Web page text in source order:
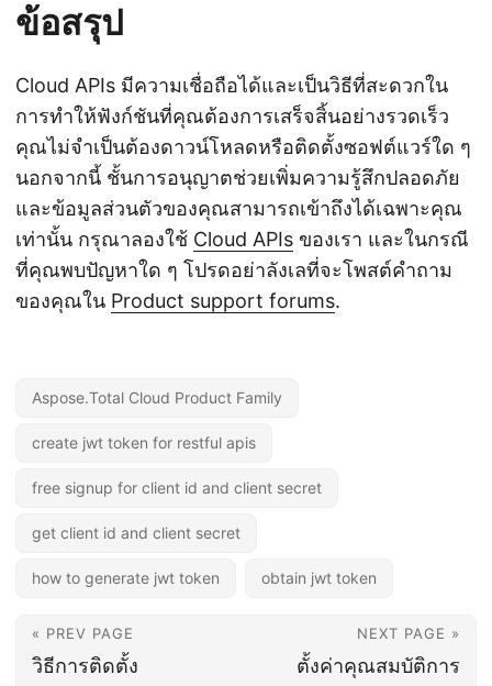
ข้อสรุป
Cloud APIs มีความเชื่อถือได้และเป็นวิธีที่สะดวกใน
การทำให้ฟังก์ชันที่คุณต้องการเสร็จสิ้นอย่างรวดเร็ว
คุณไม่จำเป็นต้องดาวน์โหลดหรือติดตั้งซอฟต์แวร์ใด ๆ
นอกจากนี้ ชั้นการอนุญาตช่วยเพิ่มความรู้สึกปลอดภัย
และข้อมูลส่วนตัวของคุณสามารถเข้าถึงได้เฉพาะคุณ
เท่านั้น กรุณาลองใช้ Cloud APIs ของเรา และในกรณี
ที่คุณพบปัญหาใด ๆ โปรดอย่าลังเลที่จะโพสต์คำถาม
ของคุณใน Product support forums.
Aspose.Total Cloud Product Family
create jwt token for restful apis
free signup for client id and client secret
get client id and client secret
how to generate jwt token obtain jwt token
« PREV PAGE
วิธีการติดตั้ง
NEXT PAGE »
ตั้งค่าคุณสมบัติการ